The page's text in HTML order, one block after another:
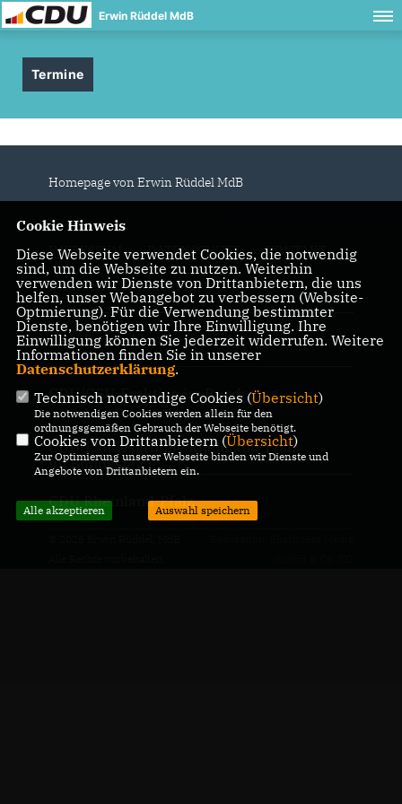
Erwin Rüddel MdB
Termine
Homepage von Erwin Rüddel MdB
IMPRESSUM DATENSCHUTZ KONTAKT
Deutscher Bundestag
CDU Deutschlands
CDU/CSU-Fraktion im Bundestag
CDU-Landesgruppe Rheinland-Pfalz
im Bundestag
CDU Rheinland-Pfalz
Cookie Hinweis
Diese Webseite verwendet Cookies, die notwendig
sind, um die Webseite zu nutzen. Weiterhin
verwenden wir Dienste von Drittanbietern, die uns
helfen, unser Webangebot zu verbessern (Website-
Optmierung). Für die Verwendung bestimmter
Dienste, benötigen wir Ihre Einwilligung. Ihre
Einwilligung können Sie jederzeit widerrufen. Weitere
Informationen finden Sie in unserer
Datenschutzerklärung.
Technisch notwendige Cookies (Übersicht)
Die notwendigen Cookies werden allein für den
ordnungsgemäßen Gebrauch der Webseite benötigt.
Cookies von Drittanbietern (Übersicht)
Zur Optimierung unserer Webseite binden wir Dienste und
Angebote von Drittanbietern ein.
Alle akzeptieren Auswahl speichern